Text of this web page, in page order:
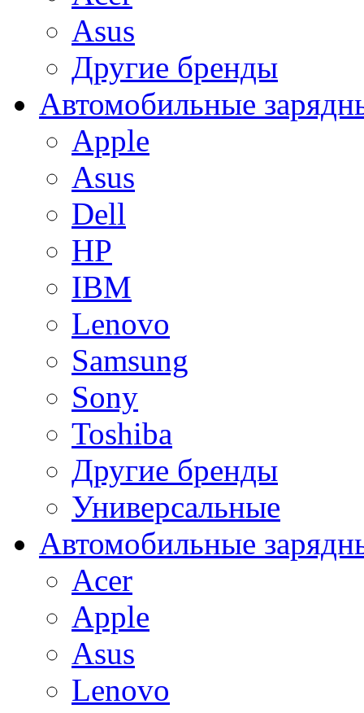
Asus
Другие бренды
Автомобильные
Apple
Asus
Dell
HP
IBM
Lenovo
Samsung
Sony
Toshiba
Другие бренды
Универсальные
Автомобильные
Acer
Apple
Asus
Lenovo